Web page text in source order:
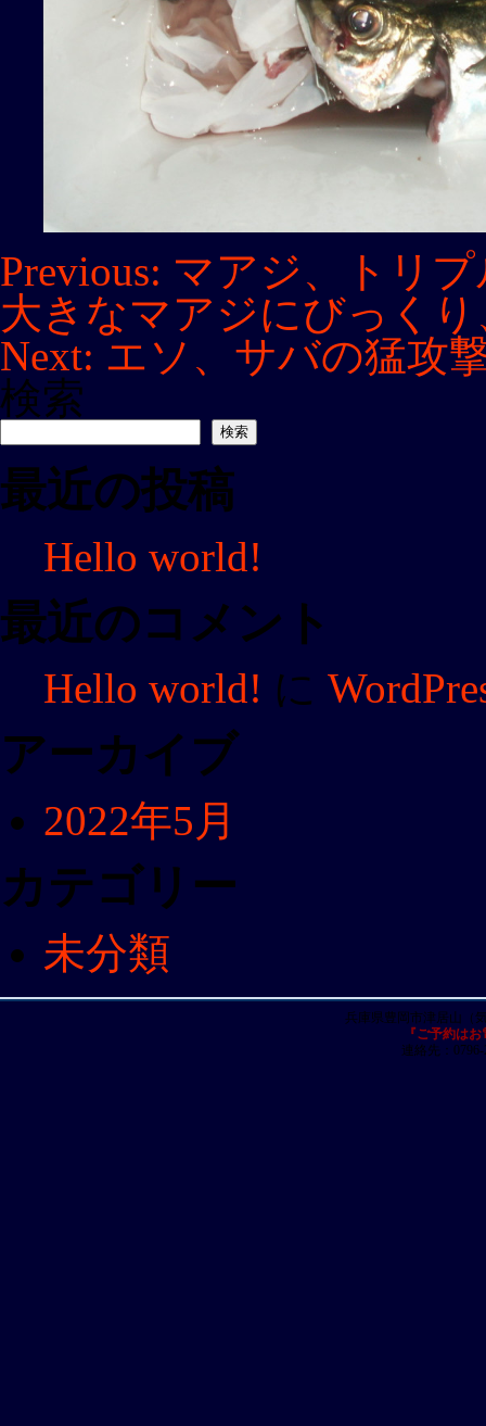
投
稿
ナ
ビ
ゲ
ー
シ
ョ
ン
Previous: マアジ、トリ
大きなマアジにびっく
Next: エソ、サバの猛攻
検索
検索
最近の投稿
Hello world!
最近のコメント
Hello world! に
アーカイブ
2022年5月
カテゴリー
未分類
兵庫県豊岡市津居山
『ご予約は
連絡先：